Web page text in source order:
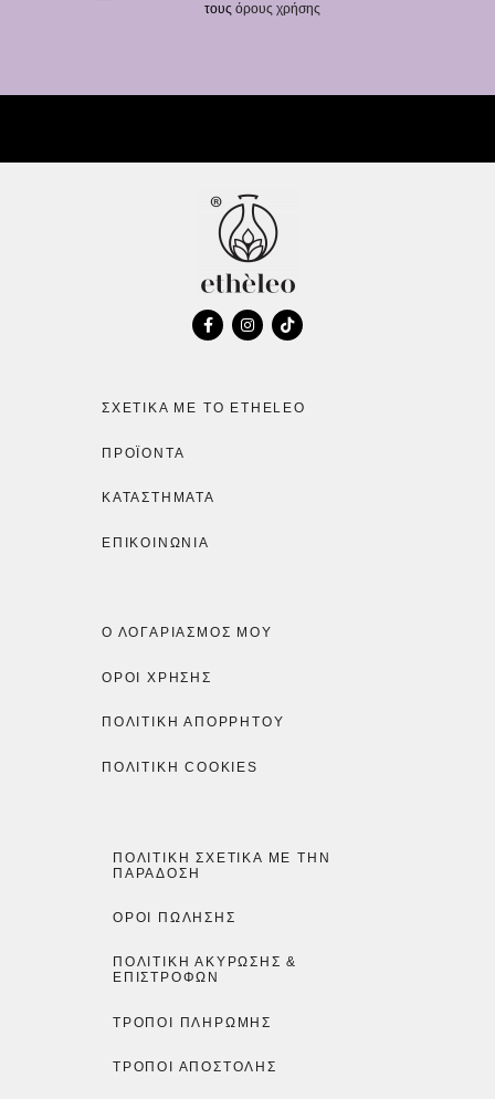
τουςόρους χρήσης
ΣΧΕΤΙΚΆ ΜΕ ΤΟ ETHELEO
ΠΡΟΪΌΝΤΑ
ΚΑΤΑΣΤΉΜΑΤΑ
ΕΠΙΚΟΙΝΩΝΙΑ
Ο ΛΟΓΑΡΙΑΣΜΌΣ ΜΟΥ
ΟΡΟΙ ΧΡΗΣΗΣ
ΠΟΛΙΤΙΚΉ ΑΠΟΡΡΉΤΟΥ
ΠΟΛΙΤΙΚΉ COOKIES
ΠΟΛΙΤΙΚΉ ΣΧΕΤΙΚΆ ΜΕ ΤΗΝ
ΠΑΡΆΔΟΣΗ
ΌΡΟΙ ΠΏΛΗΣΗΣ
ΠΟΛΙΤΙΚΉ ΑΚΎΡΩΣΗΣ &
ΕΠΙΣΤΡΟΦΏΝ
ΤΡΌΠΟΙ ΠΛΗΡΩΜΉΣ
ΤΡΌΠΟΙ ΑΠΟΣΤΟΛΉΣ